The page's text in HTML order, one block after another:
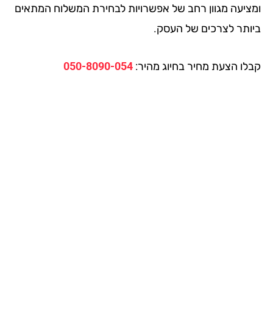
מגוון רחב של אפשרויות לבחירת המשלוח המתאים
לצרכים של העסק.
הצעת מחיר בחיוג מהיר:050-8090-054